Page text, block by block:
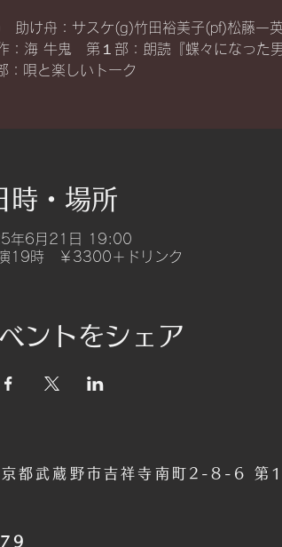
助け舟：サスケ(g)竹田裕美子(pf)松藤一英
：海 牛鬼 第１部：朗読『蝶々になった男
：唄と楽しいトーク
時・場所
年6月21日 19:00
19時 ￥3300＋ドリンク
ントをシェア
武蔵野市吉祥寺南町2-8-6 第